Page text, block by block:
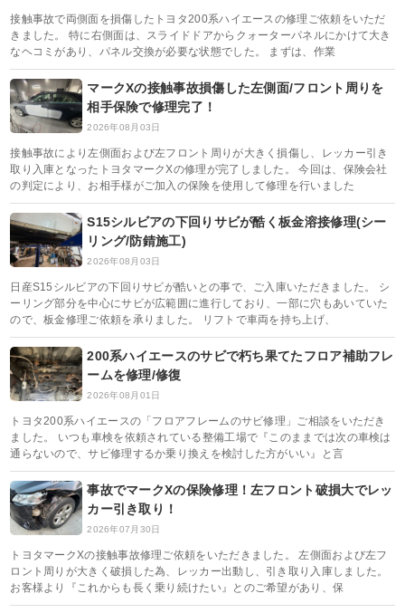
接触事故で両側面を損傷したトヨタ200系ハイエースの修理ご依頼をいただ
きました。 特に右側面は、スライドドアからクォーターパネルにかけて大き
なヘコミがあり、パネル交換が必要な状態でした。 まずは、作業
マークXの接触事故損傷した左側面/フロント周りを
相手保険で修理完了！
2026年08月03日
接触事故により左側面および左フロント周りが大きく損傷し、レッカー引き
取り入庫となったトヨタマークXの修理が完了しました。 今回は、保険会社
の判定により、お相手様がご加入の保険を使用して修理を行いました
S15シルビアの下回りサビが酷く板金溶接修理(シー
リング/防錆施工)
2026年08月03日
日産S15シルビアの下回りサビが酷いとの事で、ご入庫いただきました。 シ
ーリング部分を中心にサビが広範囲に進行しており、一部に穴もあいていた
ので、板金修理ご依頼を承りました。 リフトで車両を持ち上げ、
200系ハイエースのサビで朽ち果てたフロア補助フレ
ームを修理/修復
2026年08月01日
トヨタ200系ハイエースの「フロアフレームのサビ修理」ご相談をいただき
ました。 いつも車検を依頼されている整備工場で『このままでは次の車検は
通らないので、サビ修理するか乗り換えを検討した方がいい』と言
事故でマークXの保険修理！左フロント破損大でレッ
カー引き取り！
2026年07月30日
トヨタマークXの接触事故修理ご依頼をいただきました。 左側面および左フ
ロント周りが大きく破損した為、レッカー出動し、引き取り入庫しました。
お客様より『これからも長く乗り続けたい』とのご希望があり、保